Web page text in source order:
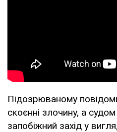
Підозрюваному
скоєнні злочину, а
запобіжний захід у